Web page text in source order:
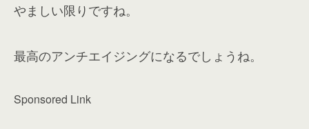
やましい限りですね。
最高のアンチエイジングになるでしょうね。
Sponsored Link